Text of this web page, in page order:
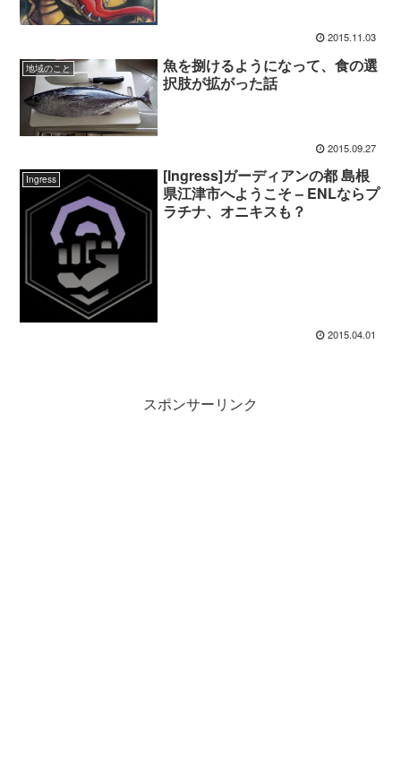
2015.11.03
地域のこと
魚を捌けるようになって、食の選
択肢が拡がった話
2015.09.27
Ingress
[Ingress]ガーディアンの都 島根
県江津市へようこそ – ENLならプ
ラチナ、オニキスも？
2015.04.01
スポンサーリンク